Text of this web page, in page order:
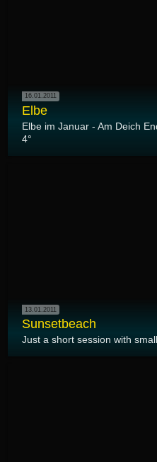
16.01.2011
Elbe
Elbe im Januar - Am Deich
4°
13.01.2011
Sunsetbeach
Just a short session with